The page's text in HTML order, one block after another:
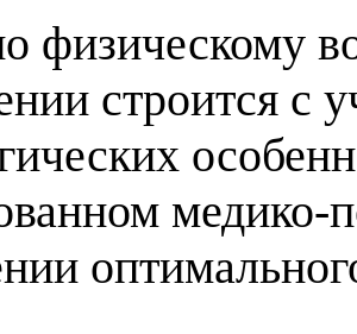
физическому
строится с
медико-